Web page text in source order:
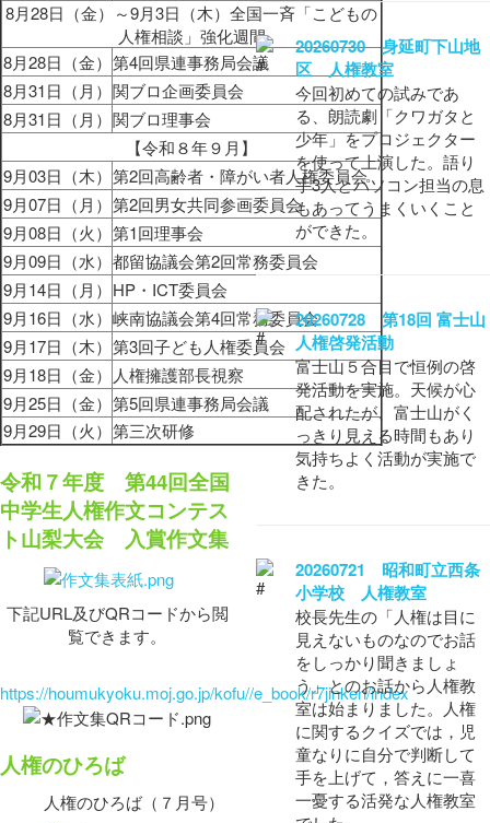
8月28日（金）～9月3日（木）全国一斉「こどもの
人権相談」強化週間
8月28日（金） 第4回県連事務局会議
8月31日（月） 関ブロ企画委員会
8月31日（月） 関ブロ理事会
【令和８年９月】
9月03日（木） 第2回高齢者・障がい者人権委員会
9月07日（月） 第2回男女共同参画委員会
9月08日（火） 第1回理事会
9月09日（水） 都留協議会第2回常務委員会
9月14日（月） HP・ICT委員会
9月16日（水） 峡南協議会第4回常務委員会
9月17日（木） 第3回子ども人権委員会
9月18日（金）
人権擁護部長視察
9月25日（金） 第5回県連事務局会議
9月29日（火） 第三次研修
令和７年度 第44回全国
中学生人権作文コンテス
ト山梨大会 入賞作文集
下記URL及びQRコードから閲
覧できます。
https://houmukyoku.moj.go.jp/kofu//e_book/r7jinken/index
人権のひろば
人権のひろば（７月号）
20260730 身延町下山地
区 人権教室
今回初めての試みであ
る、朗読劇「クワガタと
少年」をプロジェクター
を使って上演した。語り
手3人とパソコン担当の息
もあってうまくいくこと
ができた。
20260728 第18回 富士山
人権啓発活動
富士山５合目で恒例の啓
発活動を実施。天候が心
配されたが、富士山がく
っきり見える時間もあり
気持ちよく活動が実施で
きた。
20260721 昭和町立西条
小学校 人権教室
校長先生の「人権は目に
見えないものなのでお話
をしっかり聞きましょ
う」とのお話から人権教
室は始まりました。人権
に関するクイズでは，児
童なりに自分で判断して
手を上げて，答えに一喜
一憂する活発な人権教室